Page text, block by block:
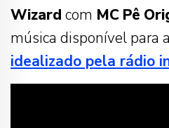
Wizard com MC Pê
música disponível para
idealizado pela rádio